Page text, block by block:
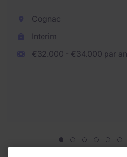
Cognac
Interim
€32.000 - €34.000 par an